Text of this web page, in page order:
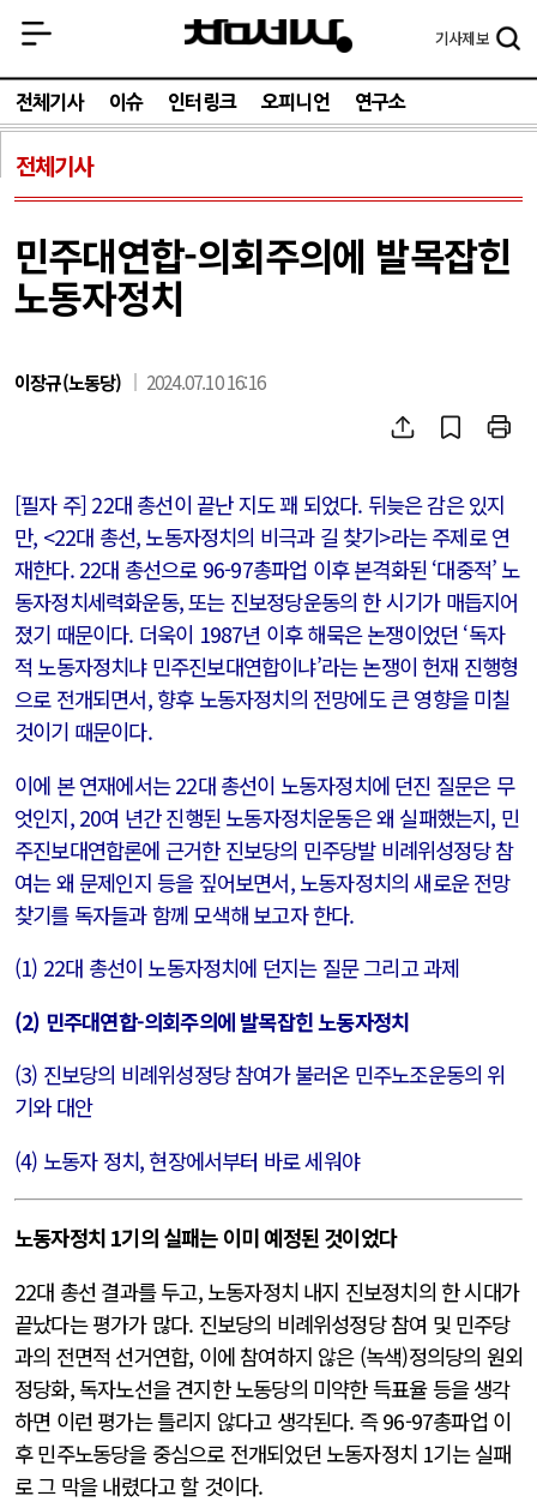
기사제보
전체기사 이슈 인터링크 오피니언 연구소
전체기사
민주대연합-의회주의에 발목잡힌
노동자정치
이장규(노동당) 2024.07.10 16:16
[필자 주] 22대 총선이 끝난 지도 꽤 되었다. 뒤늦은 감은 있지
만, <22대 총선, 노동자정치의 비극과 길 찾기>라는 주제로 연
재한다. 22대 총선으로 96-97총파업 이후 본격화된 ‘대중적’ 노
동자정치세력화운동, 또는 진보정당운동의 한 시기가 매듭지어
졌기 때문이다. 더욱이 1987년 이후 해묵은 논쟁이었던 ‘독자
적 노동자정치냐 민주진보대연합이냐’라는 논쟁이 헌재 진행형
으로 전개되면서, 향후 노동자정치의 전망에도 큰 영향을 미칠
것이기 때문이다.
이에 본 연재에서는 22대 총선이 노동자정치에 던진 질문은 무
엇인지, 20여 년간 진행된 노동자정치운동은 왜 실패했는지, 민
주진보대연합론에 근거한 진보당의 민주당발 비례위성정당 참
여는 왜 문제인지 등을 짚어보면서, 노동자정치의 새로운 전망
찾기를 독자들과 함께 모색해 보고자 한다.
(1) 22대 총선이 노동자정치에 던지는 질문 그리고 과제
(2) 민주대연합-의회주의에 발목잡힌 노동자정치
(3) 진보당의 비례위성정당 참여가 불러온 민주노조운동의 위
기와 대안
(4) 노동자 정치, 현장에서부터 바로 세워야
노동자정치 1기의 실패는 이미 예정된 것이었다
22대 총선 결과를 두고, 노동자정치 내지 진보정치의 한 시대가
끝났다는 평가가 많다. 진보당의 비례위성정당 참여 및 민주당
과의 전면적 선거연합, 이에 참여하지 않은 (녹색)정의당의 원외
정당화, 독자노선을 견지한 노동당의 미약한 득표율 등을 생각
하면 이런 평가는 틀리지 않다고 생각된다. 즉 96-97총파업 이
후 민주노동당을 중심으로 전개되었던 노동자정치 1기는 실패
로 그 막을 내렸다고 할 것이다.